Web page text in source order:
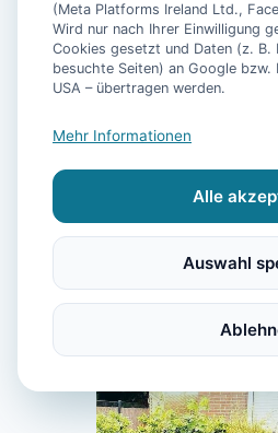
(Meta Platforms Ireland Ltd.,
Wird nur nach Ihrer Einwilligung
Cookies gesetzt und Daten (z. B.
besuchte Seiten) an Google bzw.
USA – übertragen werden.
Mehr Informationen
Alle
Auswahl